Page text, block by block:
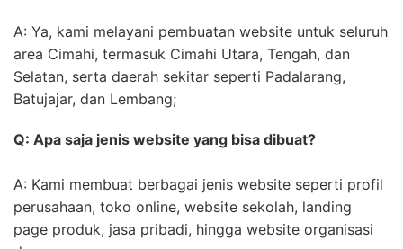
A: Ya, kami melayani pembuatan website untuk seluruh
area Cimahi, termasuk Cimahi Utara, Tengah, dan
Selatan, serta daerah sekitar seperti Padalarang,
Batujajar, dan Lembang;
Q: Apa saja jenis website yang bisa dibuat?
A: Kami membuat berbagai jenis website seperti profil
perusahaan, toko online, website sekolah, landing
page produk, jasa pribadi, hingga website organisasi